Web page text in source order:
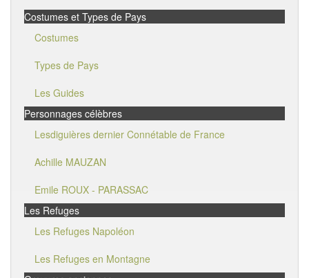
Costumes et Types de Pays
Costumes
Types de Pays
Les Guides
Personnages célèbres
Lesdiguières dernier Connétable de France
Achille MAUZAN
Emile ROUX - PARASSAC
Les Refuges
Les Refuges Napoléon
Les Refuges en Montagne